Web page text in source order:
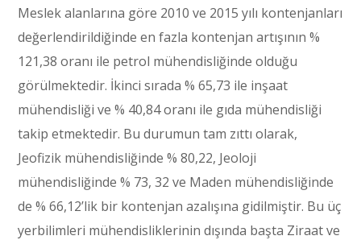
Meslek alanlarına göre 2010 ve 2015 yılı kontenjanları
değerlendirildiğinde en fazla kontenjan artışının %
121,38 oranı ile petrol mühendisliğinde olduğu
görülmektedir. İkinci sırada % 65,73 ile inşaat
mühendisliği ve % 40,84 oranı ile gıda mühendisliği
takip etmektedir. Bu durumun tam zıttı olarak,
Jeofizik mühendisliğinde % 80,22, Jeoloji
mühendisliğinde % 73, 32 ve Maden mühendisliğinde
de % 66,12’lik bir kontenjan azalışına gidilmiştir. Bu üç
yerbilimleri mühendisliklerinin dışında başta Ziraat ve